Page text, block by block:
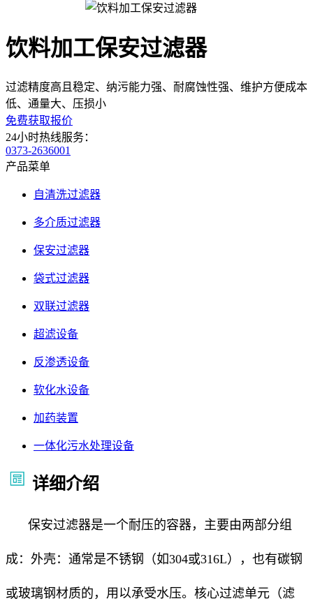
饮料加工保安过滤器
过滤精度高且稳定、纳污能力强、耐腐蚀性强、维护方便成本
低、通量大、压损小
免费获取报价
24小时热线服务：
0373-2636001
产品菜单
自清洗过滤器
多介质过滤器
保安过滤器
袋式过滤器
双联过滤器
超滤设备
反渗透设备
软化水设备
加药装置
一体化污水处理设备
详细介绍
保安过滤器是一个耐压的容器，主要由两部分组
成：外壳：通常是不锈钢（如304或316L），也有碳钢
或玻璃钢材质的，用以承受水压。核心过滤单元（滤